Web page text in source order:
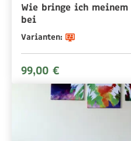
Wie bringe ich
bei
Varianten:
99,00 €